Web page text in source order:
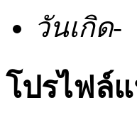
วันเกิด-
โปรไฟล์